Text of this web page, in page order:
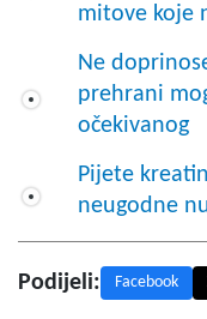
mitove koje
Ne
prehrani
očekivanog
Pijete
neugodne
Podijeli: Facebook